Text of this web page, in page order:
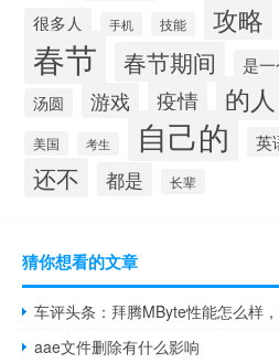
很多人 手机 技能 攻略
春节 春节期间 是
汤圆 游戏 疫情 的人
美国 考生 自己的 英
还不 都是 长辈
猜你想看的文章
aae文件删除有什么影响